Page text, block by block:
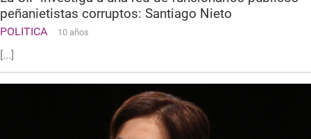
peñanietistas corruptos: Santiago Nieto
POLITICA 10 años
[...]